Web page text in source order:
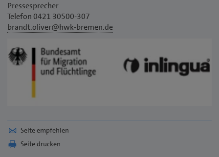
Pressesprecher
Telefon 0421 30500-307
brandt.oliver@hwk-bremen.de
Seite empfehlen
Seite drucken